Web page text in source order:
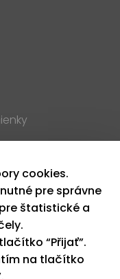
práva vyhradené
cookies.
pre správne
štatistické a
“Přijať”.
na tlačítko